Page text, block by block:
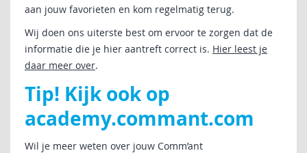
aan jouw favorieten en kom regelmatig terug.
Wij doen ons uiterste best om ervoor te zorgen dat de
informatie die je hier aantreft correct is. Hier leest je
daar meer over.
Tip! Kijk ook op
academy.commant.com
Wil je meer weten over jouw Comm’ant